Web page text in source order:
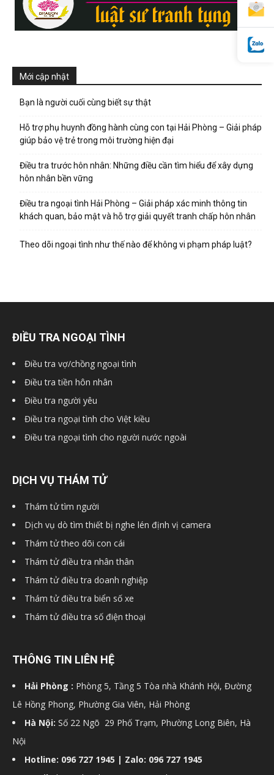
phong
tham
phòng
dịch
thám
Mới cập nhật
Bạn là người cuối cùng biết sự thật
Hỗ trợ phụ huynh đồng hành cùng con tại Hải Phòng – Giải pháp
giúp bảo vệ trẻ trong môi trường hiện đại
Điều tra trước hôn nhân: Những điều cần tìm hiểu để xây dựng
hôn nhân bền vững
Điều tra ngoại tình Hải Phòng – Giải pháp xác minh thông tin
khách quan, bảo mật và hỗ trợ giải quyết tranh chấp hôn nhân
Theo dõi ngoại tình như thế nào để không vi phạm pháp luật?
ĐIỀU TRA NGOẠI TÌNH
Điều tra vợ/chồng ngoại tình
Điều tra tiền hôn nhân
Điều tra người yêu
Điều tra ngoại tình cho Việt kiều
Điều tra ngoại tình cho người nước ngoài
DỊCH VỤ THÁM TỬ
Thám tử tìm người
Dịch vụ dò tìm thiết bị nghe lén định vị camera
Thám tử theo dõi con cái
Thám tử điều tra nhân thân
Thám tử điều tra doanh nghiệp
Thám tử điều tra biển số xe
Thám tử điều tra số điện thoại
THÔNG TIN LIÊN HỆ
Hải Phòng : Phòng 5, Tầng 5 Tòa nhà Khánh Hội, Đường
Lê Hồng Phong, Phường Gia Viên, Hải Phòng
Hà Nội: Số 22 Ngõ 29 Phố Trạm, Phường Long Biên, Hà
Nội
Hotline: 096 727 1945 | Zalo: 096 727 1945